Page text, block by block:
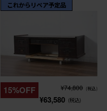
これからリペア予定品
15%OFF ¥74,800 (税込)
¥63,580 (税込)